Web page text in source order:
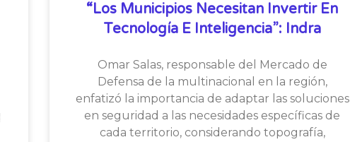
“Los Municipios Necesitan Invertir En
Tecnología E Inteligencia”: Indra
Omar Salas, responsable del Mercado de
Defensa de la multinacional en la región,
enfatizó la importancia de adaptar las soluciones
en seguridad a las necesidades específicas de
cada territorio, considerando topografía,